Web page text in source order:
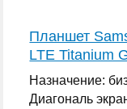
Планшет
LTE Titanium
Назначение:
Диагональ